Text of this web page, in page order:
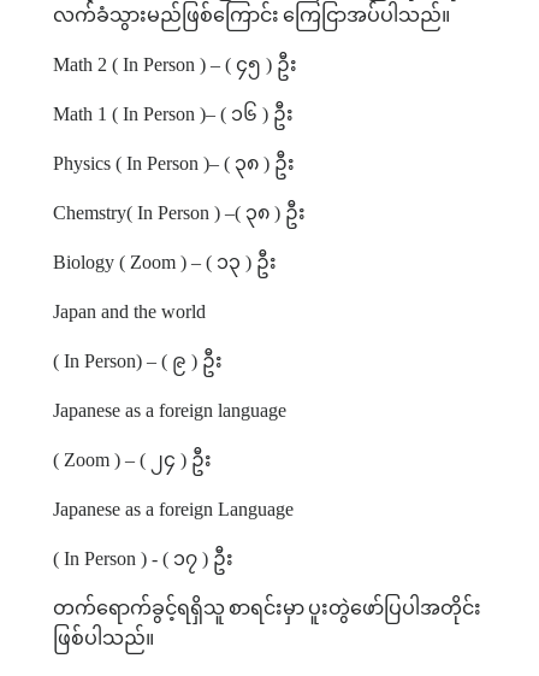
လက်ခံသွားမည်ဖြစ်ကြောင်း ကြေငြာအပ်ပါသည်။
Math 2 ( In Person ) – ( ၄၅ ) ဦး
Math 1 ( In Person )– ( ၁၆ ) ဦး
Physics ( In Person )– ( ၃၈ ) ဦး
Chemstry( In Person ) –( ၃၈ ) ဦး
Biology ( Zoom ) – ( ၁၃ ) ဦး
Japan and the world
( In Person) – ( ၉ ) ဦး
Japanese as a foreign language
( Zoom ) – ( ၂၄ ) ဦး
Japanese as a foreign Language
( In Person ) - ( ၁၇ ) ဦး
တက်ရောက်ခွင့်ရရှိသူ စာရင်းမှာ ပူးတွဲဖော်ပြပါအတိုင်း
ဖြစ်ပါသည်။